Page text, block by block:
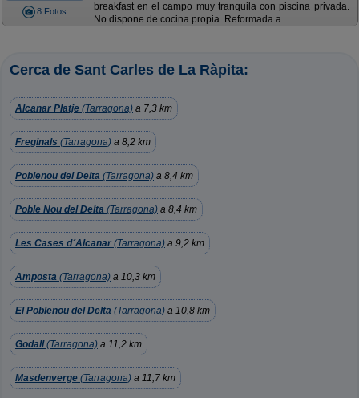
8 Fotos
breakfast en el campo muy tranquila con piscina privada.
No dispone de cocina propia. Reformada a ...
Cerca de Sant Carles de La Ràpita:
Alcanar Platje (Tarragona) a 7,3 km
Freginals (Tarragona) a 8,2 km
Poblenou del Delta (Tarragona) a 8,4 km
Poble Nou del Delta (Tarragona) a 8,4 km
Les Cases d´Alcanar (Tarragona) a 9,2 km
Amposta (Tarragona) a 10,3 km
El Poblenou del Delta (Tarragona) a 10,8 km
Godall(Tarragona) a 11,2 km
Masdenverge (Tarragona) a 11,7 km